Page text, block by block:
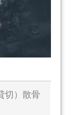
切）散骨